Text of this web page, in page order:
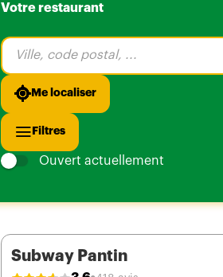
Votre restaurant
Veuillez
renseigner
une
adresse
Me localiser
Filtres
Ouvert actuellement
Subway Pantin